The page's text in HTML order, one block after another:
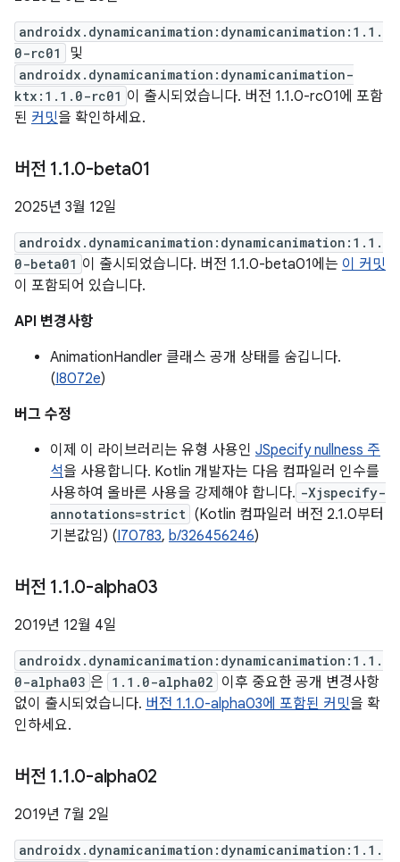
androidx.dynamicanimation:dynamicanimation:1.1.
0-rc01
및
androidx.dynamicanimation:dynamicanimation-
ktx:1.1.0-rc01 이 출시되었습니다. 버전 1.1.0-rc01에 포함
된 커밋을 확인하세요.
버전 1.1.0-beta01
2025년 3월 12일
androidx.dynamicanimation:dynamicanimation:1.1.
0-beta01 이 출시되었습니다. 버전 1.1.0-beta01에는 이 커밋
이 포함되어 있습니다.
API 변경사항
AnimationHandler 클래스 공개 상태를 숨깁니다.
(I8072e)
버그 수정
이제 이 라이브러리는 유형 사용인 JSpecify nullness 주
석을 사용합니다. Kotlin 개발자는 다음 컴파일러 인수를
사용하여 올바른 사용을 강제해야 합니다. -Xjspecify-
annotations=strict (Kotlin 컴파일러 버전 2.1.0부터
기본값임) (I70783, b/326456246)
버전 1.1.0-alpha03
2019년 12월 4일
androidx.dynamicanimation:dynamicanimation:1.1.
0-alpha03 은 1.1.0-alpha02 이후 중요한 공개 변경사항
없이 출시되었습니다. 버전 1.1.0-alpha03에 포함된 커밋을 확
인하세요.
버전 1.1.0-alpha02
2019년 7월 2일
androidx.dynamicanimation:dynamicanimation:1.1.